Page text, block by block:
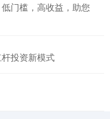
门槛，高收益，助您
投资新模式